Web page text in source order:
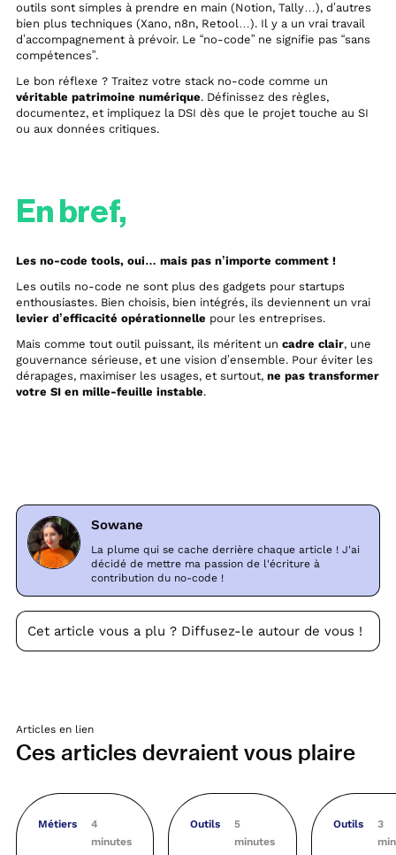
Sowane
La plume qui se cache derrière chaque article ! J'ai
décidé de mettre ma passion de l'écriture à
contribution du no-code !
Cet article vous a plu ? Diffusez-le autour de vous !
outils sont simples à prendre en main (Notion, Tally…), d’autres
bien plus techniques (Xano, n8n, Retool…). Il y a un vrai travail
d’accompagnement à prévoir. Le “no-code” ne signifie pas “sans
compétences”.
Le bon réflexe ? Traitez votre stack no-code comme un
véritable patrimoine numérique. Définissez des règles,
documentez, et impliquez la DSI dès que le projet touche au SI
ou aux données critiques.
En bref,
Les no-code tools, oui… mais pas n’importe comment !
Les outils no-code ne sont plus des gadgets pour startups
enthousiastes. Bien choisis, bien intégrés, ils deviennent un vrai
levier d’efficacité opérationnelle pour les entreprises.
Mais comme tout outil puissant, ils méritent un cadre clair, une
gouvernance sérieuse, et une vision d’ensemble. Pour éviter les
dérapages, maximiser les usages, et surtout, ne pas transformer
votre SI en mille-feuille instable.
Articles en lien
Ces articles devraient vous plaire
Métiers
4
minutes
Outils
5
minutes
Outils
3